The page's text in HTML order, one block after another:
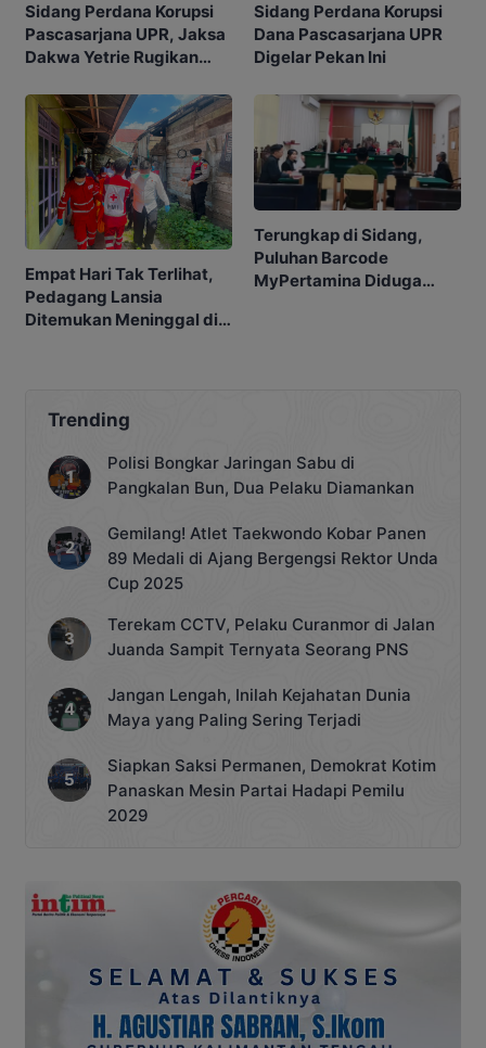
Sidang Perdana Korupsi
Pascasarjana UPR, Jaksa
Dakwa Yetrie Rugikan
Sidang Perdana Korupsi
Dana Pascasarjana UPR
Digelar Pekan Ini
Empat Hari Tak Terlihat,
Pedagang Lansia
Ditemukan Meninggal di
Terungkap di Sidang,
Puluhan Barcode
MyPertamina Diduga
Trending
Polisi Bongkar Jaringan Sabu di
Pangkalan Bun, Dua Pelaku Diamankan
Gemilang! Atlet Taekwondo Kobar Panen
89 Medali di Ajang Bergengsi Rektor Unda
Cup 2025
Terekam CCTV, Pelaku Curanmor di Jalan
Juanda Sampit Ternyata Seorang PNS
Jangan Lengah, Inilah Kejahatan Dunia
Maya yang Paling Sering Terjadi
Siapkan Saksi Permanen, Demokrat Kotim
Panaskan Mesin Partai Hadapi Pemilu
2029